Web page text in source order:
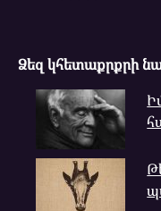
Ձեզ կհետաքրքրի